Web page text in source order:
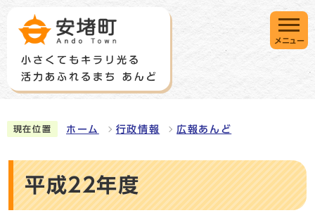
メニュー
現在位置 ホーム 行政情報 広報あんど
平成22年度